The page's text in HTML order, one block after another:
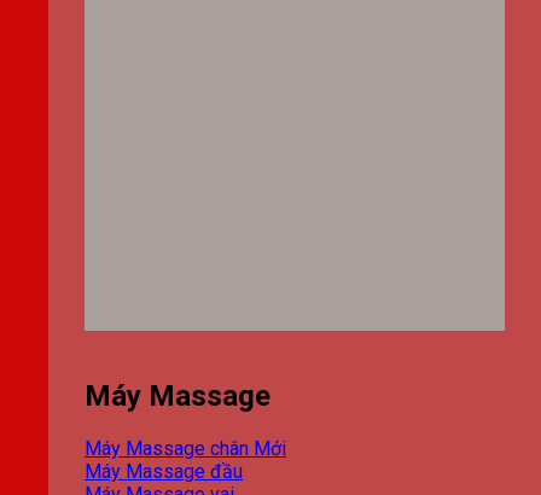
Máy Massage
Máy Massage chân
Máy Massage đầu